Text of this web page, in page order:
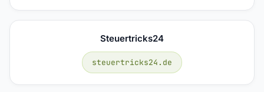
Steuertricks24
steuertricks24.de